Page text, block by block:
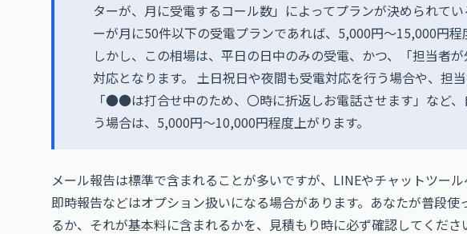
ターが、月に受電するコール数」によってプランが決められて
ーが月に50件以下の受電プランであれば、5,000円～15,000円程
しかし、この相場は、平日の日中のみの受電、かつ、「担当者
対応となります。 土日祝日や夜間も受電対応を行う場合や、担
「●●は打合せ中のため、〇時に折返しお電話させます」など
う場合は、5,000円～10,000円程度上がります。
メール報告は標準で含まれることが多いですが、LINEやチャットツー
即時報告などはオプション扱いになる場合があります。あなたが普段使
るか、それが基本料に含まれるかを、見積もり時に必ず確認してくださ